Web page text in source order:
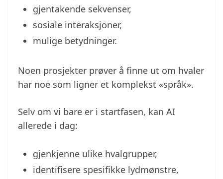
gjentakende sekvenser,
sosiale interaksjoner,
mulige betydninger.
Noen prosjekter prøver å finne ut om hvaler
har noe som ligner et komplekst «språk».
Selv om vi bare er i startfasen, kan AI
allerede i dag:
gjenkjenne ulike hvalgrupper,
identifisere spesifikke lydmønstre,